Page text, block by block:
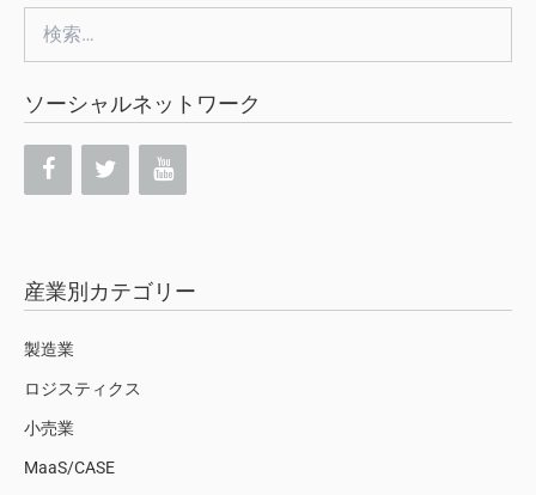
索:
ソーシャルネットワーク
産業別カテゴリー
製造業
ロジスティクス
小売業
MaaS/CASE